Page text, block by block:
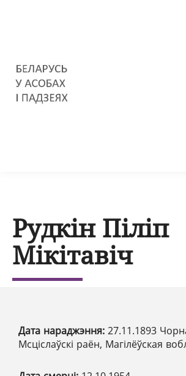
Рудкін Піліп
Мікітавіч
Дата нараджэння: 27.11.1893
Мсціслаўскі раён, Магілёўская